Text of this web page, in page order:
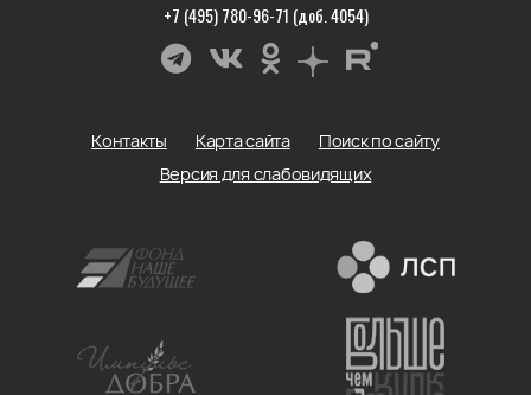
+7 (495) 780-96-71 (доб. 4054)
Контакты Карта сайта
Поиск по сайту
Версия для слабовидящих